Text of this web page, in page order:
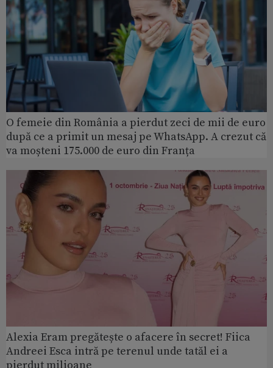
O femeie din România a pierdut zeci de mii de euro
după ce a primit un mesaj pe WhatsApp. A crezut că
va moșteni 175.000 de euro din Franța
Alexia Eram pregătește o afacere în secret! Fiica
Andreei Esca intră pe terenul unde tatăl ei a
pierdut milioane